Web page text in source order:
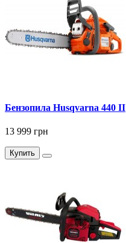
Бензопила Husqvarna 440 II
13 999 грн
Купить